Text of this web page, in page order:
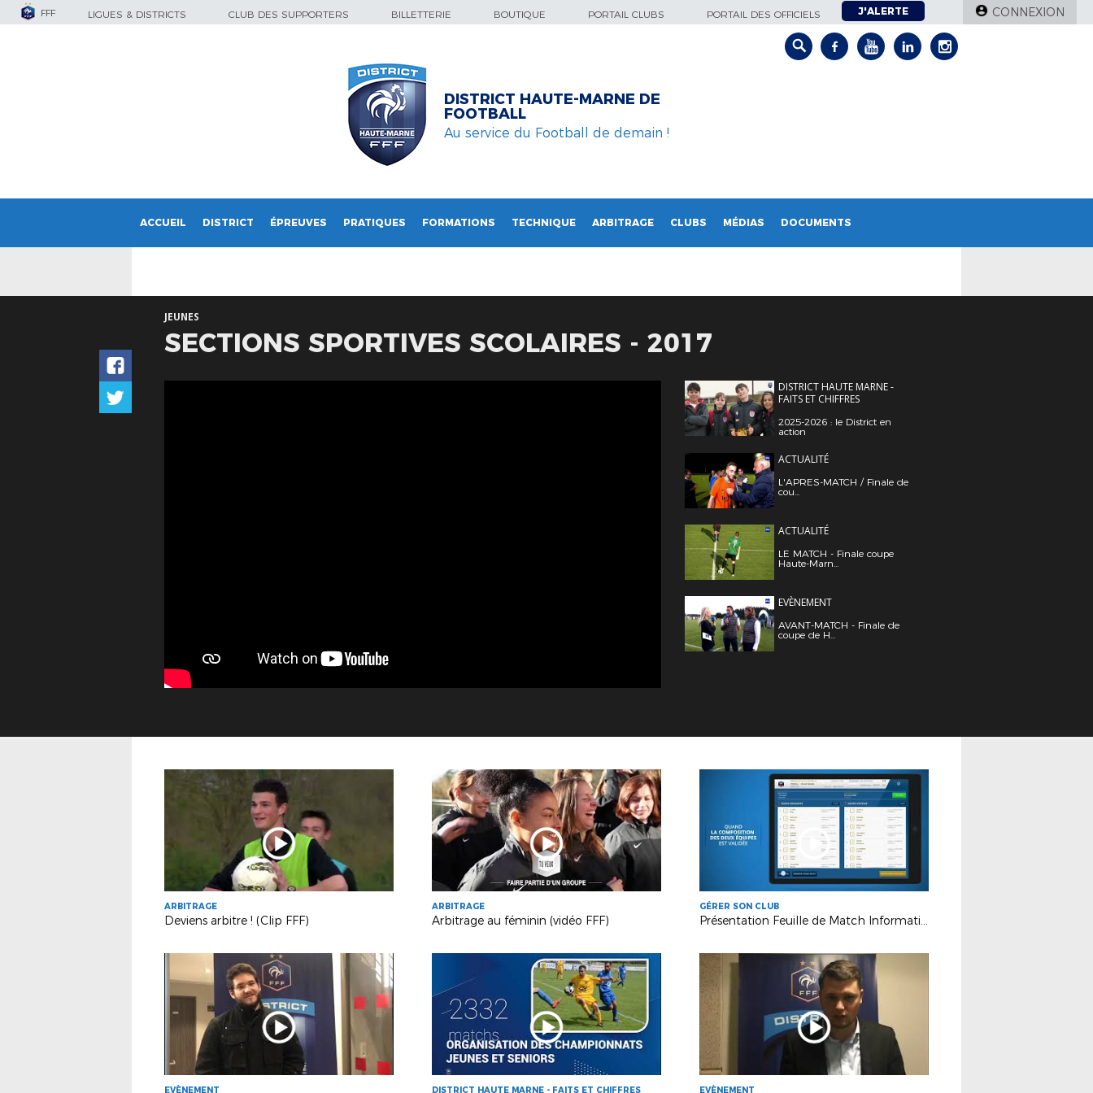
FFF LIGUES & DISTRICTS CLUB DES SUPPORTERS BILLETTERIE BOUTIQUE PORTAIL CLUBS PORTAIL DES OFFICIELS J'ALERTE CONNEXION
DISTRICT HAUTE-MARNE DE
FOOTBALL
Au service du Football de demain !
ACCUEIL DISTRICT ÉPREUVES PRATIQUES FORMATIONS TECHNIQUE ARBITRAGE CLUBS MÉDIAS DOCUMENTS
JEUNES
SECTIONS SPORTIVES SCOLAIRES - 2017
DISTRICT HAUTE MARNE -
FAITS ET CHIFFRES
2025-2026 : le District en
action
ACTUALITÉ
L'APRES-MATCH / Finale de
cou...
ACTUALITÉ
LE MATCH - Finale coupe
Haute-Marn...
EVÈNEMENT
AVANT-MATCH - Finale de
coupe de H...
ARBITRAGE
Deviens arbitre ! (Clip FFF)
ARBITRAGE
Arbitrage au féminin (vidéo FFF)
GÉRER SON CLUB
Présentation Feuille de Match Informatisée (FMI)
EVÈNEMENT DISTRICT HAUTE MARNE - FAITS ET CHIFFRES EVÈNEMENT